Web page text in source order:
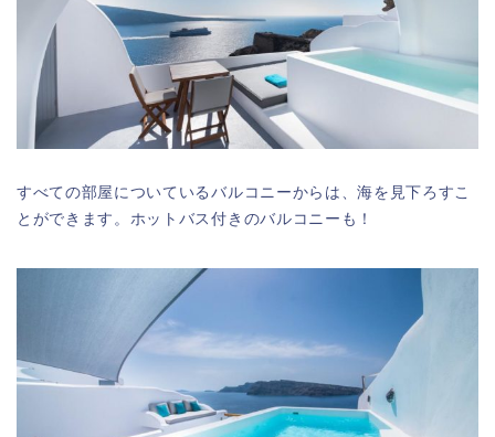
すべての部屋についているバルコニーからは、海を見下ろすこ
とができます。ホットバス付きのバルコニーも！